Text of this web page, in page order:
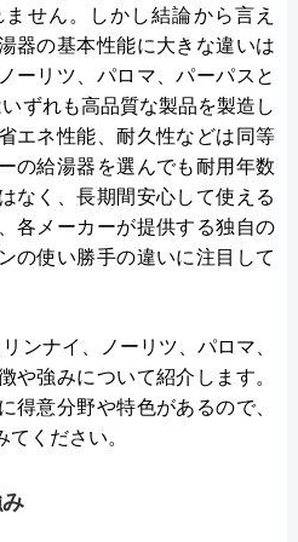
せん。しかし結論から言え
器の基本性能に大きな違いは
ーリツ、パロマ、パーパスと
ずれも高品質な製品を製造し
エネ性能、耐久性などは同等
の給湯器を選んでも耐用年数
なく、長期間安心して使える
各メーカーが提供する独自の
の使い勝手の違いに注目して
ンナイ、ノーリツ、パロマ、
や強みについて紹介します。
得意分野や特色があるので、
ください。